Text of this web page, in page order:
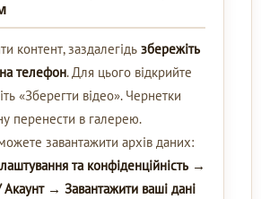
контент, заздалегідь збережіть
телефон. Для цього відкрийте
«Зберегти відео». Чернетки
перенести в галерею.
завантажити архів даних:
та конфіденційність →
Акаунт → Завантажити ваші дані